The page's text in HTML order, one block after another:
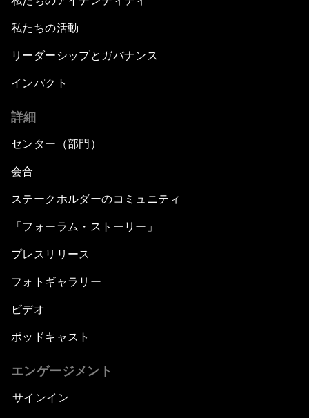
私たちの活動
リーダーシップとガバナンス
インパクト
詳細
センター（部門）
会合
ステークホルダーのコミュニティ
「フォーラム・ストーリー」
プレスリリース
フォトギャラリー
ビデオ
ポッドキャスト
エンゲージメント
サインイン